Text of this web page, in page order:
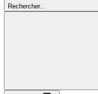
Rechercher...